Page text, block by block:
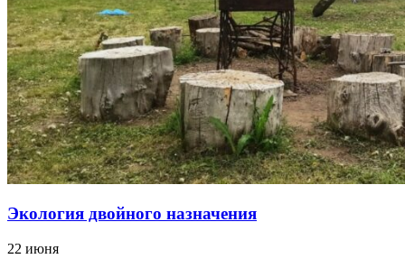
Экология двойного назначения
22 июня